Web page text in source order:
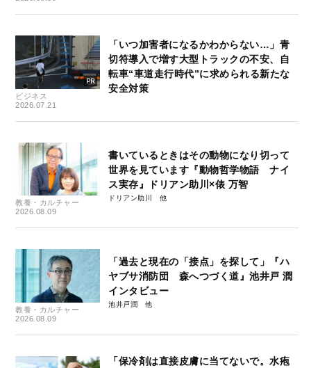
ビジネス
2026.07.21
「いつ加害者になるかわからない…」青
切符導入で増す大型トラックの不安、自
転車“車道走行時代”に求められる新たな
安全対策
教養・カルチャー
2026.08.09
書いているときはその動物になり切って
世界を見ています『動物哲学物語 ナイ
ス実存』ドリアン助川×俵 万智
ドリアン助川
教養・カルチャー
2026.08.09
「過去と現在の「接点」を探して」『ハ
ヤブサ消防団 森へつづく道』池井戸 潤
インタビュー
池井戸潤
「保冷剤は直接皮膚に当てないで。水疱